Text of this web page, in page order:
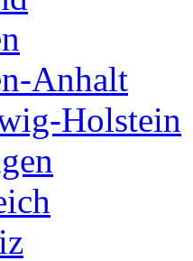
Anhalt
Holstein